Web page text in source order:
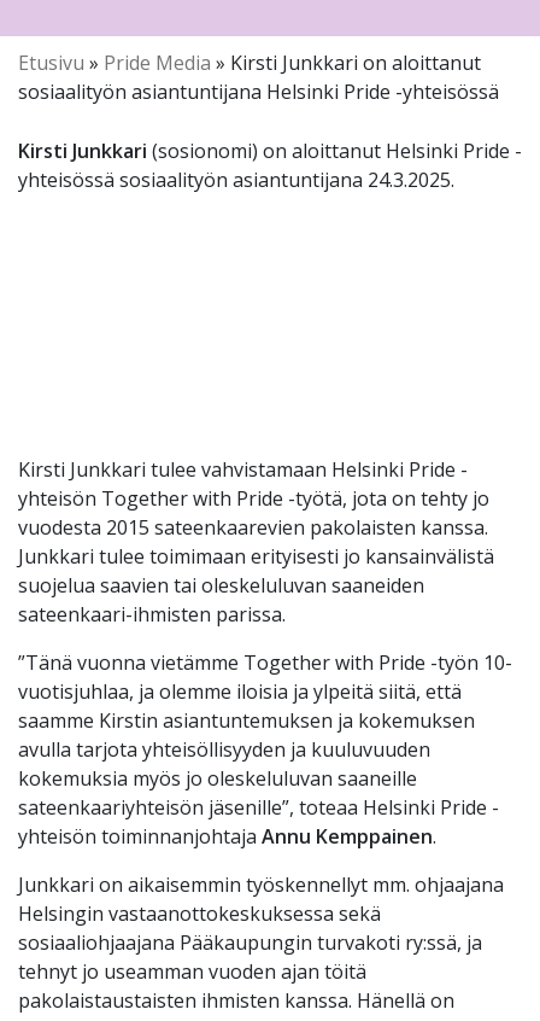
Etusivu » Pride Media » Kirsti Junkkari on aloittanut
sosiaalityön asiantuntijana Helsinki Pride -yhteisössä
Kirsti Junkkari (sosionomi) on aloittanut Helsinki Pride -
yhteisössä sosiaalityön asiantuntijana 24.3.2025.
Kirsti Junkkari tulee vahvistamaan Helsinki Pride -
yhteisön Together with Pride -työtä, jota on tehty jo
vuodesta 2015 sateenkaarevien pakolaisten kanssa.
Junkkari tulee toimimaan erityisesti jo kansainvälistä
suojelua saavien tai oleskeluluvan saaneiden
sateenkaari-ihmisten parissa.
”Tänä vuonna vietämme Together with Pride -työn 10-
vuotisjuhlaa, ja olemme iloisia ja ylpeitä siitä, että
saamme Kirstin asiantuntemuksen ja kokemuksen
avulla tarjota yhteisöllisyyden ja kuuluvuuden
kokemuksia myös jo oleskeluluvan saaneille
sateenkaariyhteisön jäsenille”, toteaa Helsinki Pride -
yhteisön toiminnanjohtaja Annu Kemppainen.
Junkkari on aikaisemmin työskennellyt mm. ohjaajana
Helsingin vastaanottokeskuksessa sekä
sosiaaliohjaajana Pääkaupungin turvakoti ry:ssä, ja
tehnyt jo useamman vuoden ajan töitä
pakolaistaustaisten ihmisten kanssa. Hänellä on